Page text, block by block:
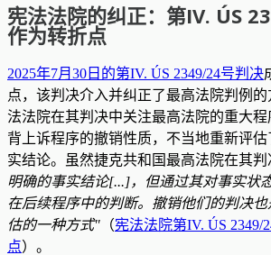
宪法法院的纠正：第IV. ÚS
作为转折点
2025年7月30日的第IV. ÚS 2349/24号判决
点，该判决介入并纠正了最高法院判例
法法院在其判决中关注最高法院的重大
背上诉程序的撤销性质，不当地重新评
实结论。虽然捷克共和国最高法院在其判
明确的事实结论[...]，但通过其对事实状
在后续程序中的判断。撤销他们的判决
估的一种方式" （宪法法院第IV. ÚS 2349/
点）。